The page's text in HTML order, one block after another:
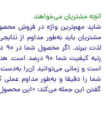
آنچه مشتریان می‌خواهند
شاید مهم‌ترین واژه در فروش
مشتریان باید به‌طور مداوم از
است و زمانی می‌توانید آن‌را
شما را دقیقا و به‌طور مداوم عملی
گفتن این جمله می‌کند: «این